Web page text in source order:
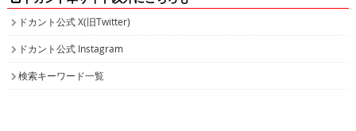
ドカント公式 X(旧Twitter)
ドカント公式 Instagram
検索キーワード一覧